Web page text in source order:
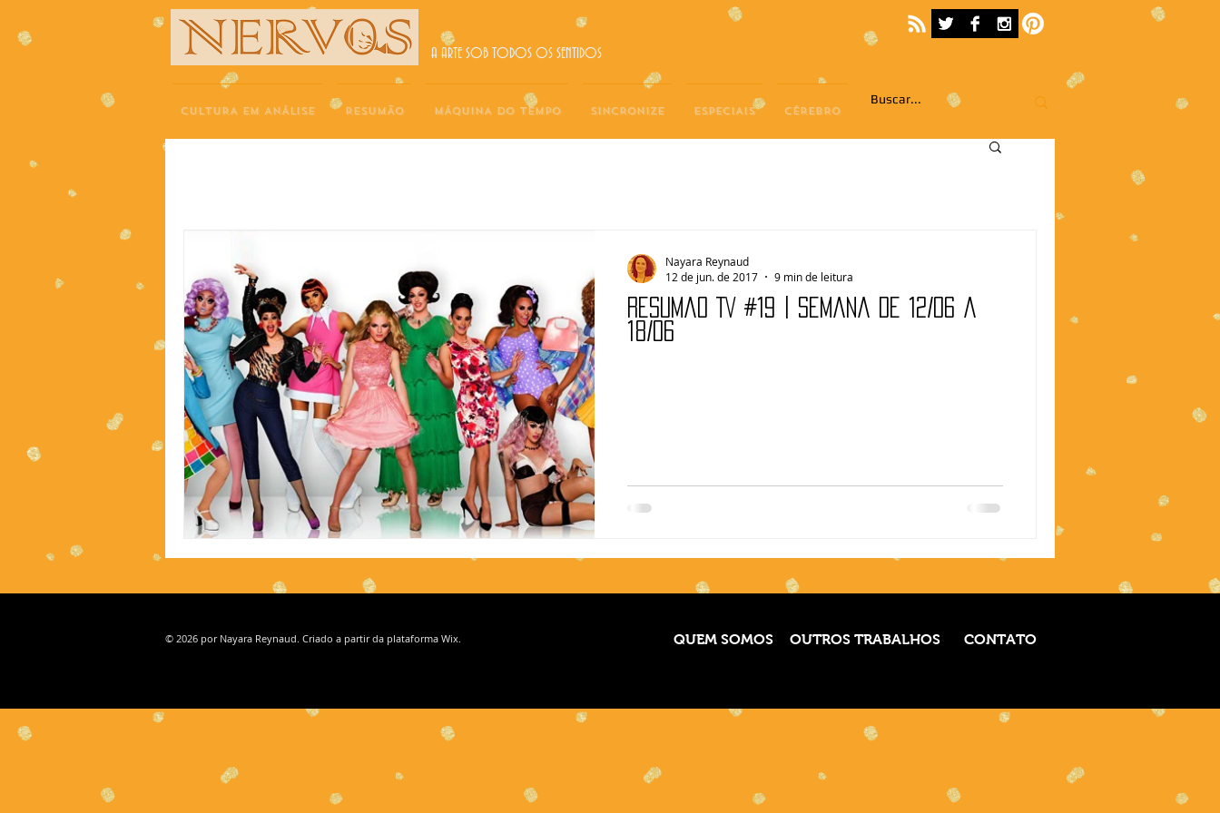
NERVOS A ARTE SOB TODOS OS SENTIDOS
CULTURA EM ANÁLISE RESUMÃO MÁQUINA DO TEMPO SINCRONIZE ESPECIAIS CÉREBRO
Resumão TV #19 | Semana de 12/06 a
18/06
Nayara Reynaud
12 de jun. de 2017
9 min de leitura
© 2026 por Nayara Reynaud. Criado a partir da plataforma Wix. QUEM SOMOS OUTROS TRABALHOS CONTATO